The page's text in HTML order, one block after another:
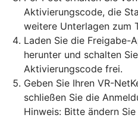
Aktivierungscode, die
weitere Unterlagen zum
Laden Sie die Freigabe-
herunter und schalten
Aktivierungscode frei.
Geben Sie Ihren VR-
schließen Sie die
Hinweis: Bitte ändern